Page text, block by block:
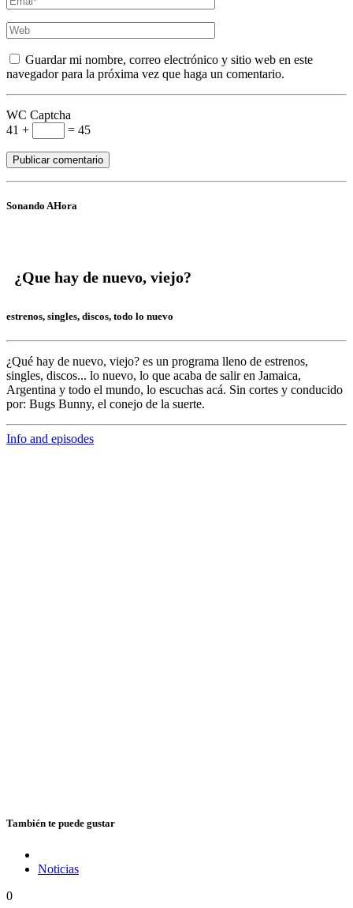
Guardar mi nombre, correo electrónico y sitio web en este
navegador para la próxima vez que haga un comentario.
WC Captcha
41 +
= 45
Sonando AHora
¿Que hay de nuevo, viejo?
estrenos, singles, discos, todo lo nuevo
¿Qué hay de nuevo, viejo? es un programa lleno de estrenos,
singles, discos... lo nuevo, lo que acaba de salir en Jamaica,
Argentina y todo el mundo, lo escuchas acá. Sin cortes y conducido
por: Bugs Bunny, el conejo de la suerte.
Info and episodes
También te puede gustar
Noticias
0